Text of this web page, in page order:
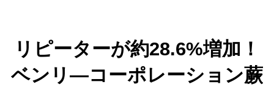
リピーターが約28.6%増加！
ベンリ―コーポレーション蕨